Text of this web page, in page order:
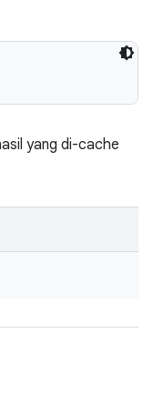
yang di-cache